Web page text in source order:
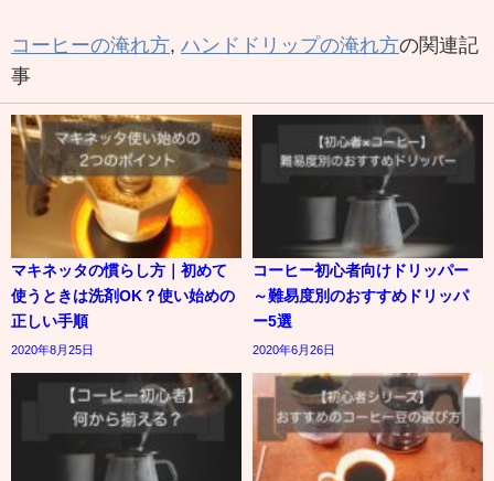
コーヒーの淹れ方, ハンドドリップの淹れ方の関連記
事
マキネッタの慣らし方｜初めて
使うときは洗剤OK？使い始めの
正しい手順
2020年8月25日
コーヒー初心者向けドリッパー
～難易度別のおすすめドリッパ
ー5選
2020年6月26日